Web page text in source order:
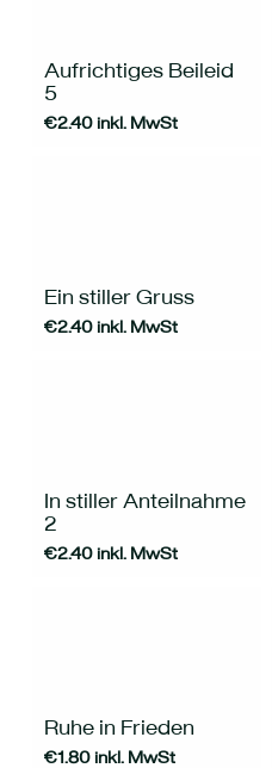
Aufrichtiges Beileid
5
€2.40 inkl. MwSt
Ein stiller Gruss
€2.40 inkl. MwSt
In stiller Anteilnahme
2
€2.40 inkl. MwSt
Ruhe in Frieden
€1.80 inkl. MwSt